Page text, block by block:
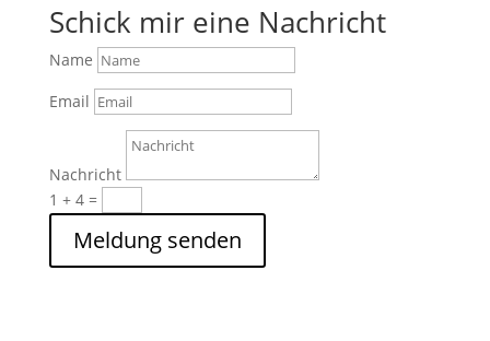
Schick mir eine Nachricht
Name
Email
Nachricht
1 + 4=
Meldung senden